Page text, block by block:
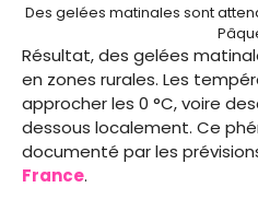
Des gelées matinales sont
Résultat, des gelées
en zones rurales. Les
approcher les 0 °C, voire
dessous localement. Ce
documenté par les
France.